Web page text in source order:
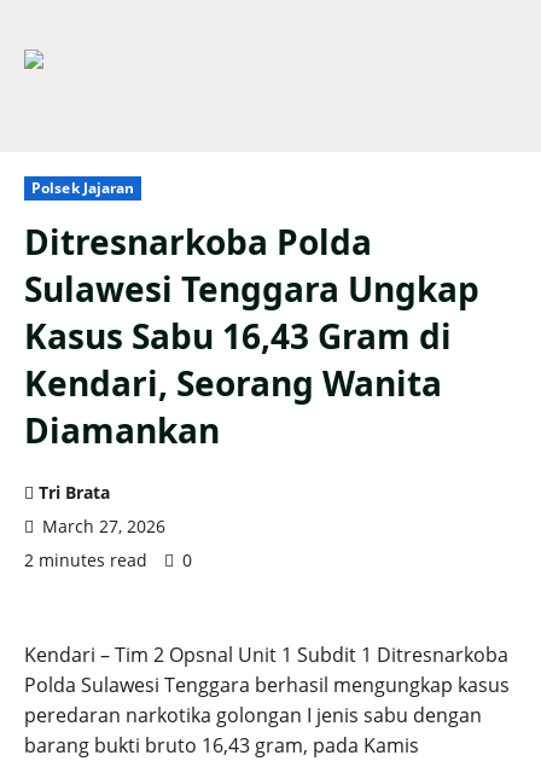
Polsek Jajaran
Ditresnarkoba Polda
Sulawesi Tenggara Ungkap
Kasus Sabu 16,43 Gram di
Kendari, Seorang Wanita
Diamankan
Tri Brata
March 27, 2026
2 minutes read
0
Kendari – Tim 2 Opsnal Unit 1 Subdit 1 Ditresnarkoba
Polda Sulawesi Tenggara berhasil mengungkap kasus
peredaran narkotika golongan I jenis sabu dengan
barang bukti bruto 16,43 gram, pada Kamis